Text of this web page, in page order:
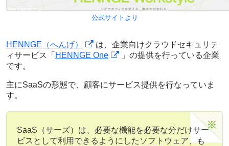
公式サイトより
HENNGE（へんげ）
は、企業向けクラウドセキュリテ
ィサービス「 HENNGE One
」の提供を行っている企業
です。
主にSaaSの形態で、顧客にサービス提供を行なっていま
す。
SaaS（サーズ）は、必要な機能を必要な分だけサー
ビスとして利用できるようにしたソフトウェア、も